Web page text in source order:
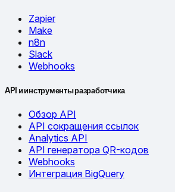
Zapier
Make
n8n
Slack
Webhooks
API и инструменты разработчика
Обзор API
API сокращения ссылок
Analytics API
API генератора QR-кодов
Webhooks
Интеграция BigQuery